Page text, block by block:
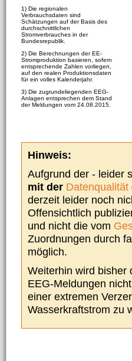
1) Die regionalen
Verbrauchsdaten sind
Schätzungen auf der Basis des
durchschnittlichen
Stromverbrauches in der
Bundesrepublik.
2) Die Berechnungen der EE-
Stromproduktion basieren, sofern
entsprechende Zahlen vorliegen,
auf den realen Produktionsdaten
für ein volles Kalenderjahr.
3) Die zugrundeliegenden EEG-
Anlagen entsprechen dem Stand
der Meldungen vom 24.08.2015.
Hinweis:
Aufgrund der - leider
mit der Datenqualität
derzeit leider noch
Offensichtlich
und nicht die vom
Zuordnungen durch
möglich.
Weiterhin wird bisher
EEG-Meldungen
einer extremen
Wasserkraftstrom zu